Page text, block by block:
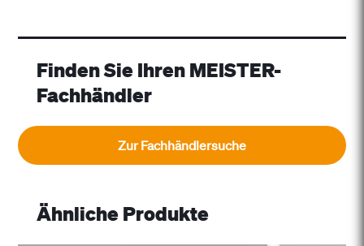
Finden Sie Ihren MEISTER-
Fachhändler
Zur Fachhändlersuche
Ähnliche Produkte